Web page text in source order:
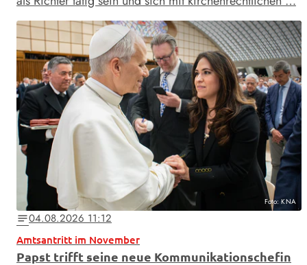
Foto: KNA
notes04.08.2026 11:12
Amtsantritt im November
Papst trifft seine neue Kommunikationschefin